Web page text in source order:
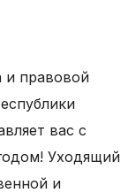
и правовой
вас с
Уходящий
и